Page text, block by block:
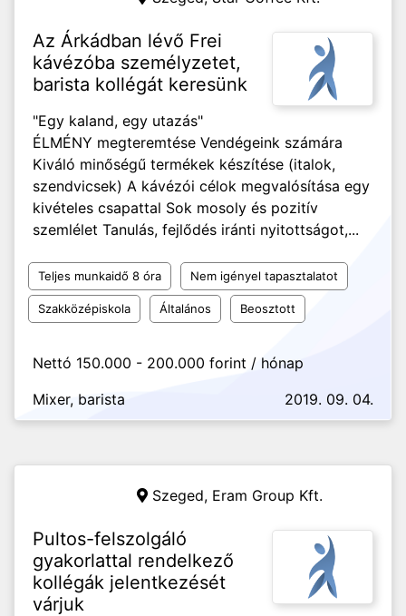
Az Árkádban lévő Frei
kávézóba személyzetet,
barista kollégát keresünk
"Egy kaland, egy utazás"
ÉLMÉNY megteremtése Vendégeink számára
Kiváló minőségű termékek készítése (italok,
szendvicsek) A kávézói célok megvalósítása egy
kivételes csapattal Sok mosoly és pozitív
szemlélet Tanulás, fejlődés iránti nyitottságot,...
Teljes munkaidő 8 óra Nem igényel tapasztalatot
Szakközépiskola Általános Beosztott
Nettó 150.000 - 200.000 forint / hónap
Mixer, barista
2019. 09. 04.
Szeged, Eram Group Kft.
Pultos-felszolgáló
gyakorlattal rendelkező
kollégák jelentkezését
várjuk